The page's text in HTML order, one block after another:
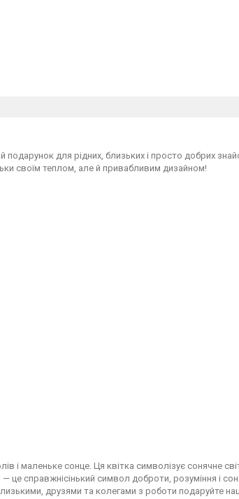
для рідних, близьких і просто добрих
своїм теплом, але й привабливим дизайном!
і маленьке сонце. Ця квітка символізує сонячне
це справжнісінький символ доброти, розуміння і
друзями та колегами з роботи подаруйте